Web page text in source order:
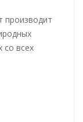
производит
всех